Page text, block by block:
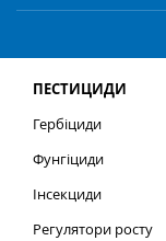
ПЕСТИЦИДИ
Гербіциди
Фунгіциди
Інсекциди
Регулятори росту